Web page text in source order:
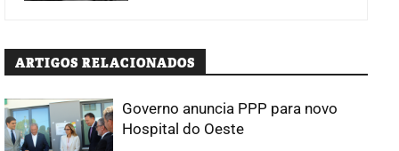
ARTIGOS RELACIONADOS
Governo anuncia PPP para novo
Hospital do Oeste